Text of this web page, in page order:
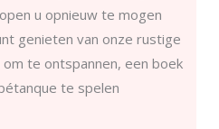
u opnieuw te mogen
genieten van onze rustige
te ontspannen, een boek
te spelen